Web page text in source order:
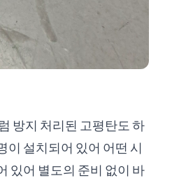
방지 처리된 고평탄도 하
이 설치되어 있어 어떤 시
있어 별도의 준비 없이 바